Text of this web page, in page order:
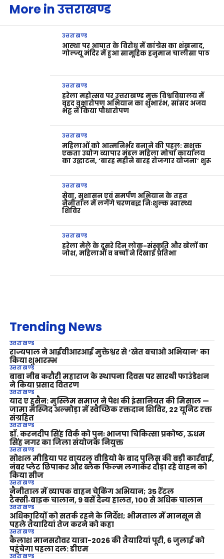
More in उत्तराखण्ड
उत्तराखण्ड
आस्था पर आघात के विरोध में कांग्रेस का शंखनाद,
गोल्ज्यू मंदिर में हुआ सामूहिक हनुमान चालीसा पाठ
उत्तराखण्ड
हरेला महोत्सव पर उत्तराखण्ड मुक्त विश्वविद्यालय में
वृहद वृक्षारोपण अभियान का शुभारंभ, सांसद अजय
भट्ट ने किया पौधारोपण
उत्तराखण्ड
महिलाओं को आत्मनिर्भर बनाने की पहल: सशक्त
एकता उद्योग व्यापार मंडल महिला मोर्चा कार्यालय
का उद्घाटन, ‘बारह महीने बारह रोजगार योजना’ शुरू
उत्तराखण्ड
सेवा, सुशासन एवं समर्पण अभियान के तहत
नैनीताल में लगेंगे चरणबद्ध निःशुल्क स्वास्थ्य
शिविर
उत्तराखण्ड
हरेला मेले के दूसरे दिन लोक-संस्कृति और खेलों का
जोश, महिलाओं व बच्चों ने दिखाई प्रतिभा
Trending News
उत्तराखण्ड
राज्यपाल ने आईवीआरआई मुक्तेश्वर से ‘खेत बचाओ अभियान’ का
किया शुभारम्भ
उत्तराखण्ड
बाबा नीब करौरी महाराज के स्थापना दिवस पर सारथी फाउंडेशन
ने किया प्रसाद वितरण
उत्तराखण्ड
याद ए हुसैन: मुस्लिम समाज ने पेश की इंसानियत की मिसाल —
जामा मस्जिद अल्मोड़ा में स्वैच्छिक रक्तदान शिविर, 22 यूनिट रक्त
संग्रहित
उत्तराखण्ड
डॉ. करनदीप सिंह विर्क को पुनः भाजपा चिकित्सा प्रकोष्ठ, ऊधम
सिंह नगर का जिला संयोजक नियुक्त
उत्तराखण्ड
सोशल मीडिया पर वायरल वीडियो के बाद पुलिस की बड़ी कार्रवाई,
नंबर प्लेट छिपाकर और ब्लैक फिल्म लगाकर दौड़ा रहे वाहन को
किया सीज
उत्तराखण्ड
नैनीताल में व्यापक वाहन चेकिंग अभियान; 35 रेंटल
टैक्सी‑बाइक चालान, 9 बसें दैन्य हालत, 100 से अधिक चालान
उत्तराखण्ड
अधिकारियों को सतर्क रहने के निर्देश; भीमताल में मानसून से
पहले तैयारियां तेज करने को कहा
उत्तराखण्ड
कैलाश मानसरोवर यात्रा-2026 की तैयारियां पूरी, 6 जुलाई को
पहुंचेगा पहला दल: डीएम
उत्तराखण्ड